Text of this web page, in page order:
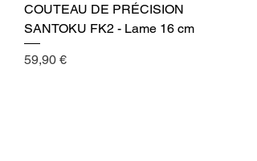
COUTEAU DE PRÉCISION
SANTOKU FK2 - Lame 16 cm
Cena
59,90 €